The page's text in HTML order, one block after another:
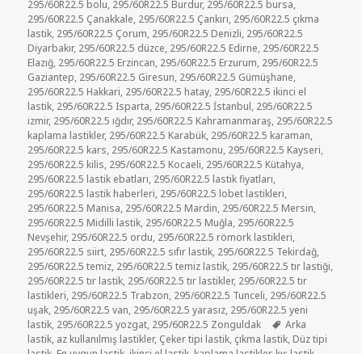
295/60R22.5 bolu, 295/60R22.5 Burdur, 295/60R22.5 bursa,
295/60R22.5 Çanakkale, 295/60R22.5 Çankırı, 295/60R22.5 çıkma
lastik, 295/60R22.5 Çorum, 295/60R22.5 Denizli, 295/60R22.5
Diyarbakır, 295/60R22.5 düzce, 295/60R22.5 Edirne, 295/60R22.5
Elazığ, 295/60R22.5 Erzincan, 295/60R22.5 Erzurum, 295/60R22.5
Gaziantep, 295/60R22.5 Giresun, 295/60R22.5 Gümüşhane,
295/60R22.5 Hakkari, 295/60R22.5 hatay, 295/60R22.5 ikinci el
lastik, 295/60R22.5 Isparta, 295/60R22.5 İstanbul, 295/60R22.5
izmir, 295/60R22.5 ığdır, 295/60R22.5 Kahramanmaraş, 295/60R22.5
kaplama lastikler, 295/60R22.5 Karabük, 295/60R22.5 karaman,
295/60R22.5 kars, 295/60R22.5 Kastamonu, 295/60R22.5 Kayseri,
295/60R22.5 kilis, 295/60R22.5 Kocaeli, 295/60R22.5 Kütahya,
295/60R22.5 lastik ebatları, 295/60R22.5 lastik fiyatları,
295/60R22.5 lastik haberleri, 295/60R22.5 lobet lastikleri,
295/60R22.5 Manisa, 295/60R22.5 Mardin, 295/60R22.5 Mersin,
295/60R22.5 Midilli lastik, 295/60R22.5 Muğla, 295/60R22.5
Nevşehir, 295/60R22.5 ordu, 295/60R22.5 römork lastikleri,
295/60R22.5 siirt, 295/60R22.5 sıfır lastik, 295/60R22.5 Tekirdağ,
295/60R22.5 temiz, 295/60R22.5 temiz lastik, 295/60R22.5 tır lastiği,
295/60R22.5 tır lastik, 295/60R22.5 tır lastikler, 295/60R22.5 tır
lastikleri, 295/60R22.5 Trabzon, 295/60R22.5 Tunceli, 295/60R22.5
uşak, 295/60R22.5 van, 295/60R22.5 yarasız, 295/60R22.5 yeni
lastik, 295/60R22.5 yozgat, 295/60R22.5 Zonguldak Etiketler
Arka
lastik, az kullanılmış lastikler, Çeker tipi lastik, çıkma lastik, Düz tipi